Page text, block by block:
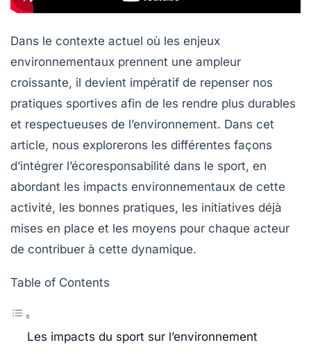
Dans le contexte actuel où les enjeux
environnementaux prennent une ampleur
croissante, il devient impératif de repenser nos
pratiques sportives afin de les rendre plus durables
et respectueuses de l’environnement. Dans cet
article, nous explorerons les différentes façons
d’intégrer l’écoresponsabilité dans le sport, en
abordant les impacts environnementaux de cette
activité, les bonnes pratiques, les initiatives déjà
mises en place et les moyens pour chaque acteur
de contribuer à cette dynamique.
Table of Contents
Les impacts du sport sur l’environnement